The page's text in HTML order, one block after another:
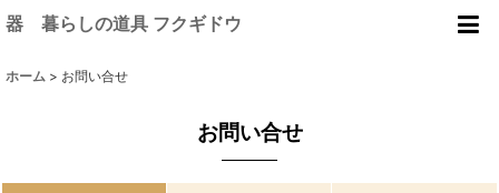
器 暮らしの道具 フクギドウ
ホーム > お問い合せ
お問い合せ